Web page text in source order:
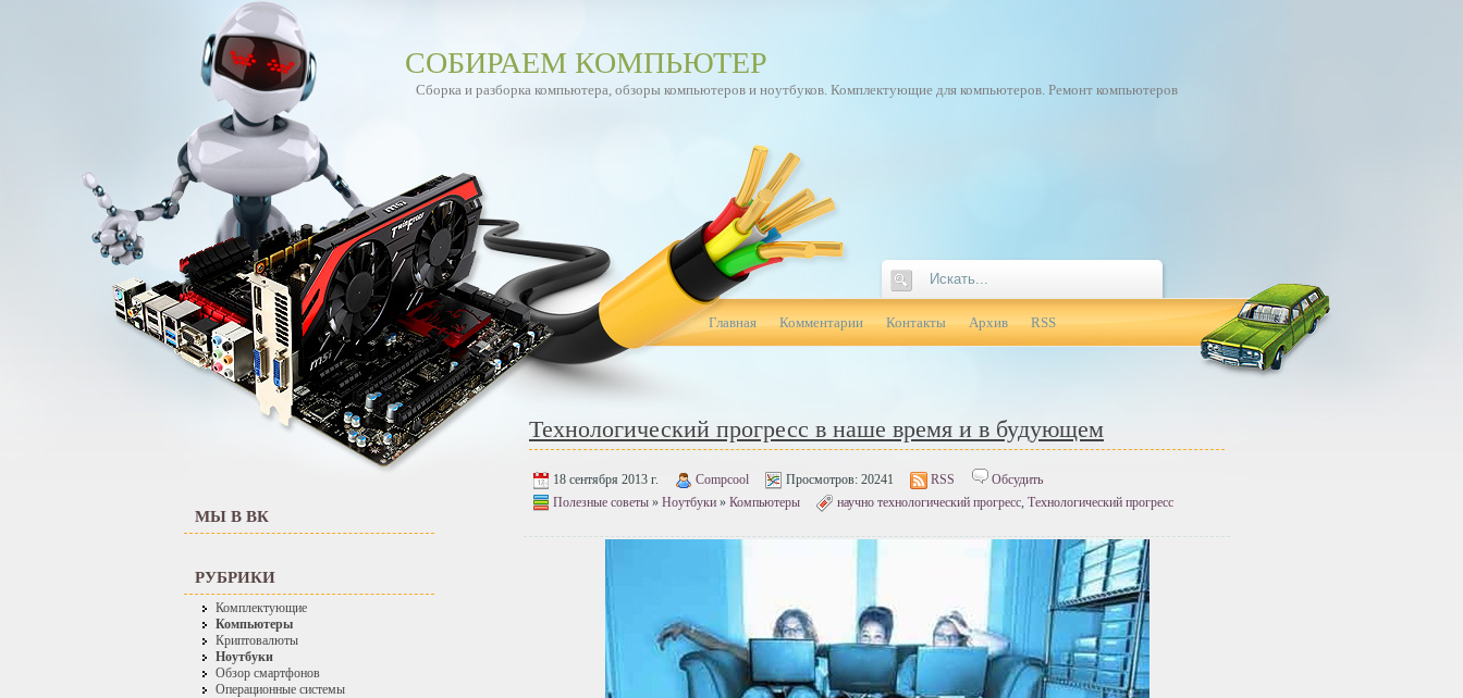
СОБИРАЕМ КОМПЬЮТЕР
Сборка и разборка компьютера, обзоры компьютеров и ноутбуков. Комплектующие для компьютеров. Ремонт компьютеров
Главная Комментарии Контакты Архив RSS
МЫ В ВК
РУБРИКИ
Комплектующие
Компьютеры
Криптовалюты
Ноутбуки
Обзор смартфонов
Операционные системы
Технологический прогресс в наше время и в будующем
18 сентября 2013 г. Compcool Просмотров: 20241 RSS
Обсудить
Полезные советы » Ноутбуки » Компьютеры научно технологический прогресс, Технологический прогресс